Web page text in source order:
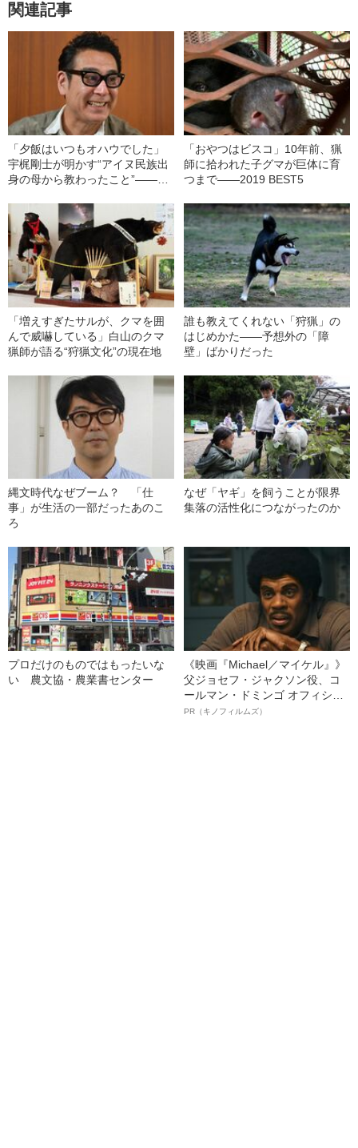
関連記事
「夕飯はいつもオハウでした」
宇梶剛士が明かす“アイヌ民族出
身の母から教わったこと”――文
「おやつはビスコ」10年前、猟
師に拾われた子グマが巨体に育
つまで――2019 BEST5
「増えすぎたサルが、クマを囲
んで威嚇している」白山のクマ
猟師が語る“狩猟文化”の現在地
誰も教えてくれない「狩猟」の
はじめかた――予想外の「障
壁」ばかりだった
縄文時代なぜブーム？ 「仕
事」が生活の一部だったあのこ
ろ
なぜ「ヤギ」を飼うことが限界
集落の活性化につながったのか
プロだけのものではもったいな
い 農文協・農業書センター
《映画『Michael／マイケル』》
父ジョセフ・ジャクソン役、コ
ールマン・ドミンゴ オフィシャ
ルインタビュー“観客を魅了した
PR（キノフィルムズ）